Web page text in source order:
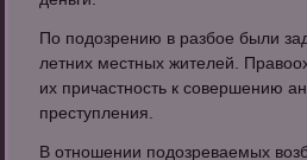
По подозрению в разбое были
летних местных жителей.
их причастность к совершению
преступления.
В отношении подозреваемых